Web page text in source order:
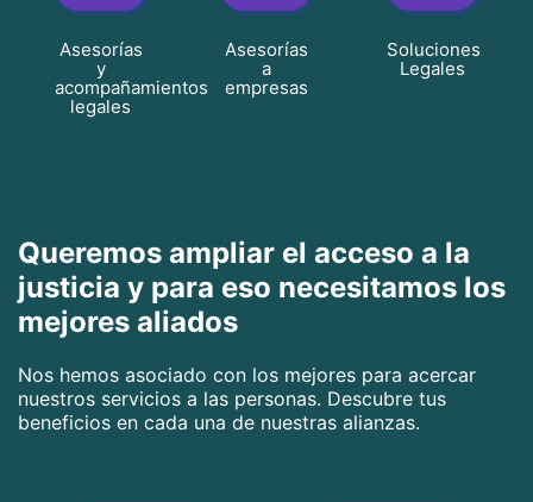
Asesorías
y
acompañamientos
legales
Asesorías
a
empresas
Soluciones
Legales
Queremos ampliar el acceso a la
justicia y para eso necesitamos los
mejores aliados
Nos hemos asociado con los mejores para acercar
nuestros servicios a las personas. Descubre tus
beneficios en cada una de nuestras alianzas.